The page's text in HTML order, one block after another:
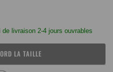
livraison 2-4 jours ouvrables
LA TAILLE